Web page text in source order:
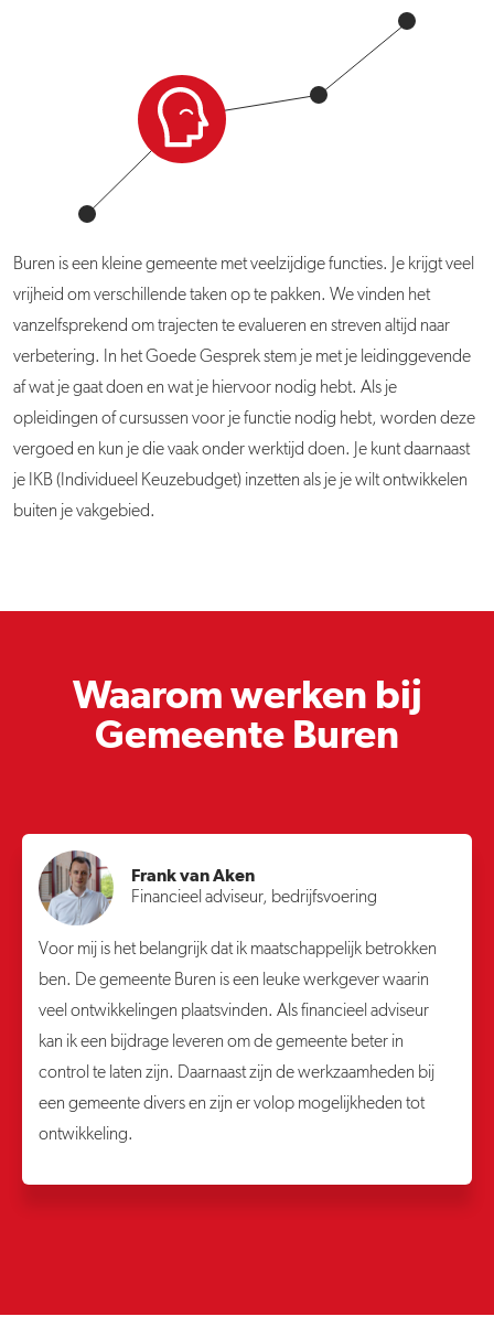
Buren is een kleine gemeente met veelzijdige functies. Je krijgt veel
vrijheid om verschillende taken op te pakken. We vinden het
vanzelfsprekend om trajecten te evalueren en streven altijd naar
verbetering. In het Goede Gesprek stem je met je leidinggevende
af wat je gaat doen en wat je hiervoor nodig hebt. Als je
opleidingen of cursussen voor je functie nodig hebt, worden deze
vergoed en kun je die vaak onder werktijd doen. Je kunt daarnaast
je IKB (Individueel Keuzebudget) inzetten als je je wilt ontwikkelen
buiten je vakgebied.
Waarom werken bij
Gemeente Buren
Frank van Aken
Financieel adviseur, bedrijfsvoering
Voor mij is het belangrijk dat ik maatschappelijk betrokken
ben. De gemeente Buren is een leuke werkgever waarin
veel ontwikkelingen plaatsvinden. Als financieel adviseur
kan ik een bijdrage leveren om de gemeente beter in
control te laten zijn. Daarnaast zijn de werkzaamheden bij
een gemeente divers en zijn er volop mogelijkheden tot
ontwikkeling.